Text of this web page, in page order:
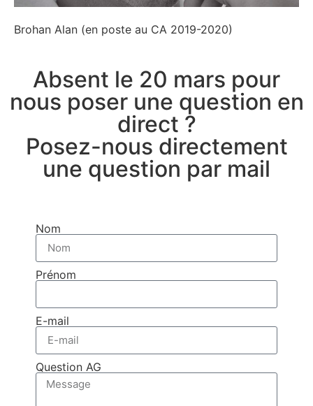
Brohan Alan (en poste au CA 2019-2020)
Absent le 20 mars pour
nous poser une question en
direct ?
Posez-nous directement
une question par mail
Nom
Prénom
E-mail
Question AG